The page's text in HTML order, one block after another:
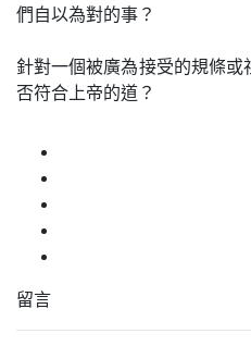
們自以為對的事？
針對一個被廣為接受的規條
否符合上帝的道？
留言